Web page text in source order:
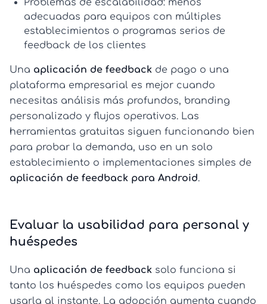
Problemas de escalabilidad: menos
adecuadas para equipos con múltiples
establecimientos o programas serios de
feedback de los clientes
Una aplicación de feedback de pago o una
plataforma empresarial es mejor cuando
necesitas análisis más profundos, branding
personalizado y flujos operativos. Las
herramientas gratuitas siguen funcionando bien
para probar la demanda, uso en un solo
establecimiento o implementaciones simples de
aplicación de feedback para Android.
Evaluar la usabilidad para personal y
huéspedes
Una aplicación de feedback solo funciona si
tanto los huéspedes como los equipos pueden
usarla al instante. La adopción aumenta cuando